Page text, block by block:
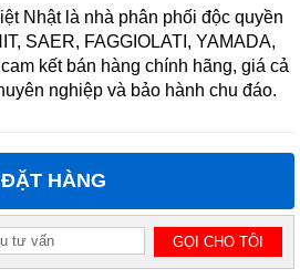
Nhật là nhà phân phối độc quyền
SAER, FAGGIOLATI, YAMADA,
kết bán hàng chính hãng, giá cả
nghiệp và bảo hành chu đáo.
ĐẶT HÀNG